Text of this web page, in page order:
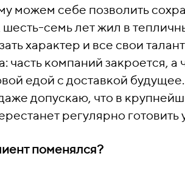
можем себе позволить
семь лет жил в
характер и все свои
компаний закроется, а
едой с доставкой
допускаю, что в
регулярно
поменялся?